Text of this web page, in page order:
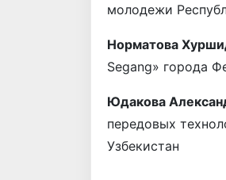
молодежи
Норматова
Segang» города
Юдакова
передовых
Узбекистан